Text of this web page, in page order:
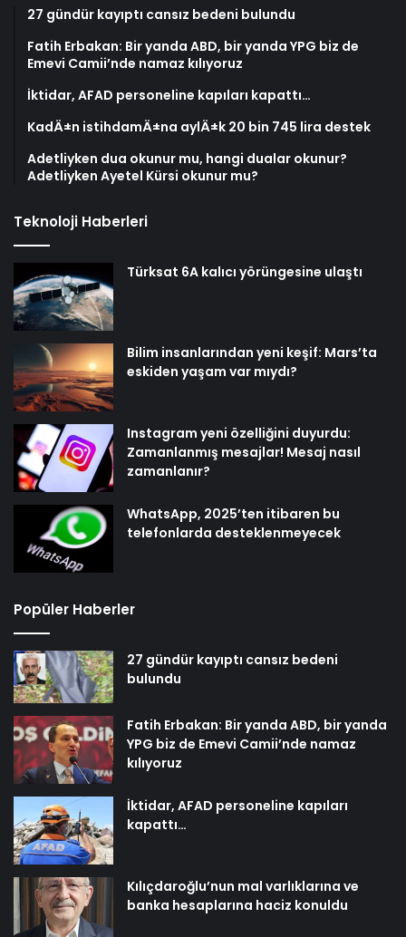
27 gündür kayıptı cansız bedeni bulundu
Fatih Erbakan: Bir yanda ABD, bir yanda YPG biz de
Emevi Camii’nde namaz kılıyoruz
İktidar, AFAD personeline kapıları kapattı…
KadÄ±n istihdamÄ±na aylÄ±k 20 bin 745 lira destek
Adetliyken dua okunur mu, hangi dualar okunur?
Adetliyken Ayetel Kürsi okunur mu?
Teknoloji Haberleri
Türksat 6A kalıcı yörüngesine ulaştı
Bilim insanlarından yeni keşif: Mars’ta
eskiden yaşam var mıydı?
Instagram yeni özelliğini duyurdu:
Zamanlanmış mesajlar! Mesaj nasıl
zamanlanır?
WhatsApp, 2025’ten itibaren bu
telefonlarda desteklenmeyecek
Popüler Haberler
27 gündür kayıptı cansız bedeni
bulundu
Fatih Erbakan: Bir yanda ABD, bir yanda
YPG biz de Emevi Camii’nde namaz
kılıyoruz
İktidar, AFAD personeline kapıları
kapattı…
Kılıçdaroğlu’nun mal varlıklarına ve
banka hesaplarına haciz konuldu